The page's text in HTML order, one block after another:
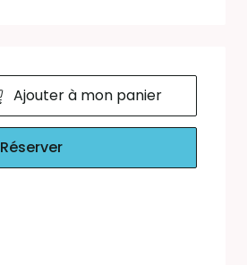
Ajouter à mon panier
Réserver